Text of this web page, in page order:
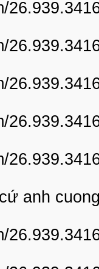
anh